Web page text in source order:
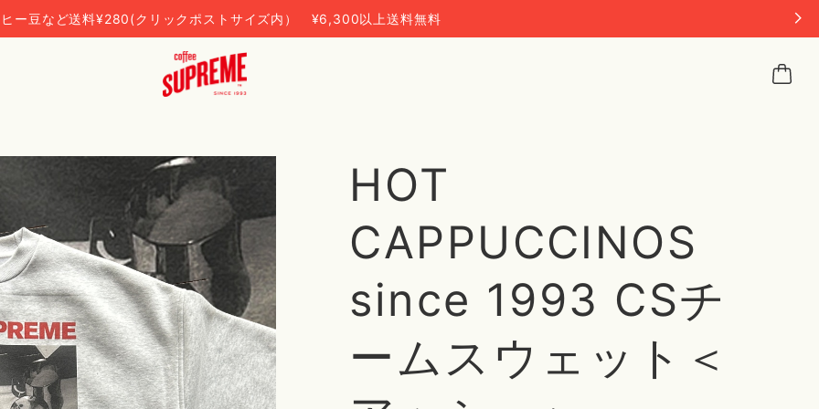
ー豆など送料¥280(クリックポストサイズ内） ¥6,300以上送料無料
HOT
CAPPUCCINOS
since 1993 CSチ
ームスウェット＜